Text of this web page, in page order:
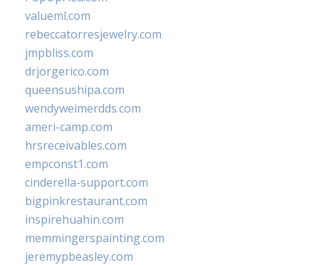
valueml.com
rebeccatorresjewelry.com
jmpbliss.com
drjorgerico.com
queensushipa.com
wendyweimerdds.com
ameri-camp.com
hrsreceivables.com
empconst1.com
cinderella-support.com
bigpinkrestaurant.com
inspirehuahin.com
memmingerspainting.com
jeremypbeasley.com